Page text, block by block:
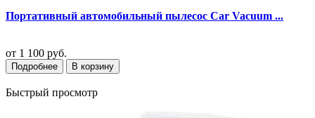
Портативный автомобильный пылесос Car Vacuum ...
от 1 100 руб.
Подробнее В корзину
Быстрый просмотр